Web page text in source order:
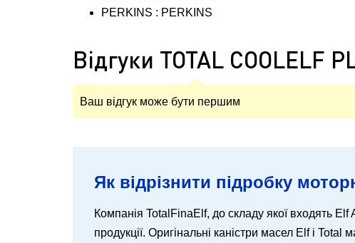
PERKINS : PERKINS
Відгуки TOTAL COOLELF
Ваш відгук може бути першим
Як відрізнити підробку
Компанія TotalFinaElf, до складу якої входять Elf
продукції. Оригінальні каністри масел Elf і